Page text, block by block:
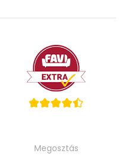
Megosztás